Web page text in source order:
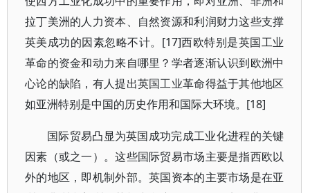
拉丁美洲的人力资本、自然资源和利润财力这些支撑
英美成功的因素忽略不计。[17]西欧特别是英国工业
革命的资金和动力来自哪里？学者逐渐认识到欧洲中
心论的缺陷，有人提出英国工业革命得益于其他地区
如亚洲特别是中国的历史作用和国际大环境。[18]
国际贸易凸显为英国成功完成工业化进程的关键
因素（或之一）。这些国际贸易市场主要是指西欧以
外的地区，即机制外部。英国资本的主要市场是在亚